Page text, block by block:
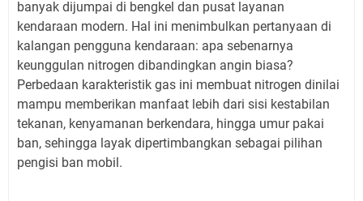
banyak dijumpai di bengkel dan pusat layanan
kendaraan modern. Hal ini menimbulkan pertanyaan di
kalangan pengguna kendaraan: apa sebenarnya
keunggulan nitrogen dibandingkan angin biasa?
Perbedaan karakteristik gas ini membuat nitrogen dinilai
mampu memberikan manfaat lebih dari sisi kestabilan
tekanan, kenyamanan berkendara, hingga umur pakai
ban, sehingga layak dipertimbangkan sebagai pilihan
pengisi ban mobil.